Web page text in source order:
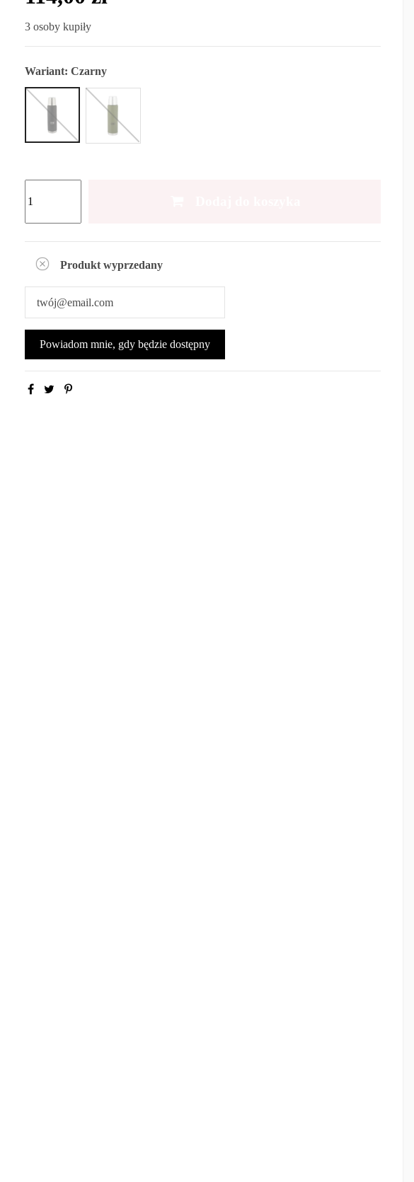
3 osoby kupiły
Wariant: Czarny
Produkt wyprzedany